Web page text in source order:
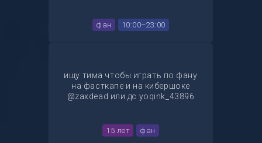
фан 10:00–23:00
ищу тима чтобы играть по фану
на фасткапе и на кибершоке
@zaxdead или дс yoqink_43896
15 лет фан